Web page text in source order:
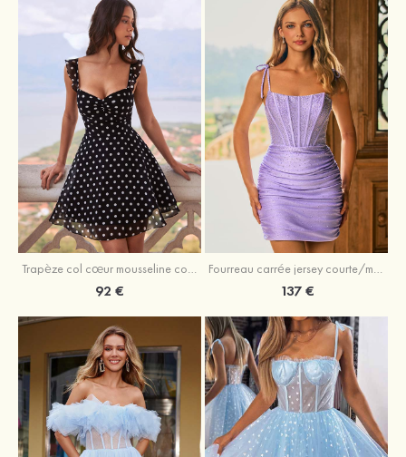
Trapèze col cœur mousseline courte/mini robe de fête de la rentré avec plissé
92 €
Fourreau carrée jersey courte/mini robe de fête de la rentré avec strass paillettes
137 €